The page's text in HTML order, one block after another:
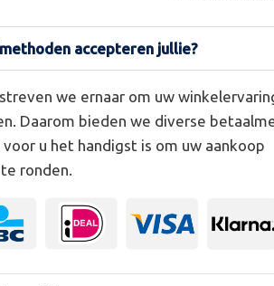
accepteren jullie?
we ernaar om uw
Daarom bieden we diverse
u het handigst is om uw aankoop
ronden.